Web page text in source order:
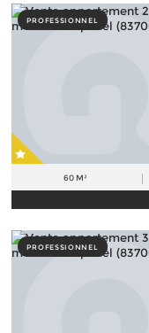
PROFESSIONNEL
60 M²
PROFESSIONNEL